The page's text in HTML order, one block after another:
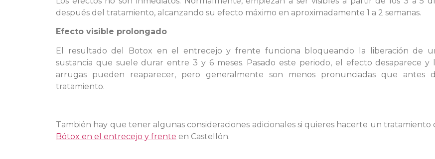
después del tratamiento, alcanzando su efecto máximo en aproximadamente 1 a 2 semanas.
Efecto visible prolongado
El resultado del Botox en el entrecejo y frente funciona bloqueando la liberación de
sustancia que suele durar entre 3 y 6 meses. Pasado este periodo, el efecto desaparece y
arrugas pueden reaparecer, pero generalmente son menos pronunciadas que antes
tratamiento.
También hay que tener algunas consideraciones adicionales si quieres hacerte un tratamiento
Bótox en el entrecejo y frente en Castellón.